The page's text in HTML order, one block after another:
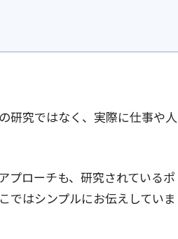
研究ではなく、実際に仕事や人
プローチも、研究されているポ
ではシンプルにお伝えしていま